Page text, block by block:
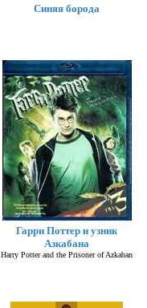
Синяя борода
Гарри Поттер и узник
Азкабана
Harry Potter and the Prisoner of Azkaban